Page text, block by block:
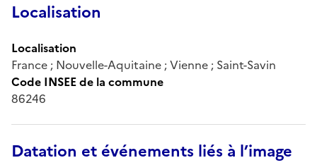
Localisation
Localisation
France ; Nouvelle-Aquitaine ; Vienne ; Saint-Savin
Code INSEE de la commune
86246
Datation et événements liés à l’image